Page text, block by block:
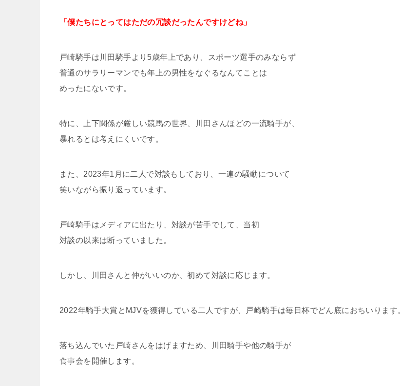
「僕たちにとってはただの冗談だったんですけどね」
戸崎騎手は川田騎手より5歳年上であり、スポーツ選手のみならず
普通のサラリーマンでも年上の男性をなぐるなんてことは
めったにないです。
特に、上下関係が厳しい競馬の世界、川田さんほどの一流騎手が、
暴れるとは考えにくいです。
また、2023年1月に二人で対談もしており、一連の騒動について
笑いながら振り返っています。
戸崎騎手はメディアに出たり、対談が苦手でして、当初
対談の以来は断っていました。
しかし、川田さんと仲がいいのか、初めて対談に応じます。
2022年騎手大賞とMJVを獲得している二人ですが、戸崎騎手は毎日杯でどん底におちいります。
落ち込んでいた戸崎さんをはげますため、川田騎手や他の騎手が
食事会を開催します。